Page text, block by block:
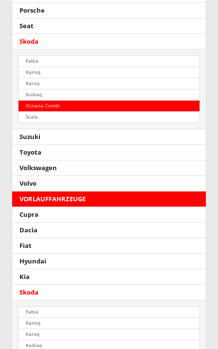
Porsche
Seat
Skoda
Fabia
Kamiq
Karoq
Kodiaq
Octavia Combi
Scala
Suzuki
Toyota
Volkswagen
Volvo
VORLAUFFAHRZEUGE
Cupra
Dacia
Fiat
Hyundai
Kia
Skoda
Fabia
Kamiq
Karoq
Kodiaq